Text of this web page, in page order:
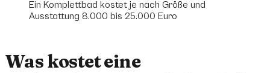
Ein Komplettbad kostet je nach Größe und
Ausstattung 8.000 bis 25.000 Euro
Was kostet eine